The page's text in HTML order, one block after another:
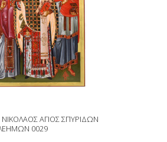
ΝΙΚΟΛΑΟΣ ΑΓΙΟΣ ΣΠΥΡΙΔΩΝ
0029